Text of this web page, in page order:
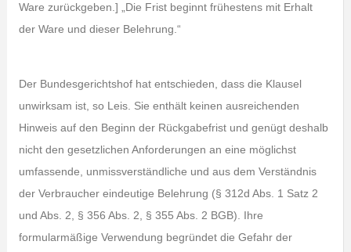
Ware zurückgeben.] „Die Frist beginnt frühestens mit Erhalt
der Ware und dieser Belehrung.“
Der Bundesgerichtshof hat entschieden, dass die Klausel
unwirksam ist, so Leis. Sie enthält keinen ausreichenden
Hinweis auf den Beginn der Rückgabefrist und genügt deshalb
nicht den gesetzlichen Anforderungen an eine möglichst
umfassende, unmissverständliche und aus dem Verständnis
der Verbraucher eindeutige Belehrung (§ 312d Abs. 1 Satz 2
und Abs. 2, § 356 Abs. 2, § 355 Abs. 2 BGB). Ihre
formularmäßige Verwendung begründet die Gefahr der